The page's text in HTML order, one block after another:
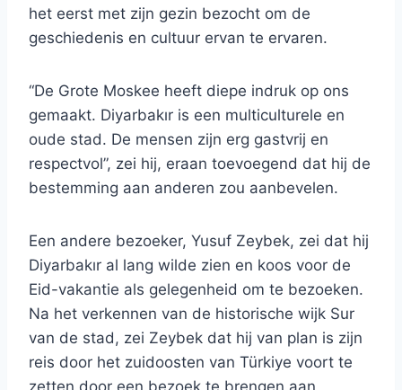
het eerst met zijn gezin bezocht om de
geschiedenis en cultuur ervan te ervaren.
“De Grote Moskee heeft diepe indruk op ons
gemaakt. Diyarbakır is een multiculturele en
oude stad. De mensen zijn erg gastvrij en
respectvol”, zei hij, eraan toevoegend dat hij de
bestemming aan anderen zou aanbevelen.
Een andere bezoeker, Yusuf Zeybek, zei dat hij
Diyarbakır al lang wilde zien en koos voor de
Eid-vakantie als gelegenheid om te bezoeken.
Na het verkennen van de historische wijk Sur
van de stad, zei Zeybek dat hij van plan is zijn
reis door het zuidoosten van Türkiye voort te